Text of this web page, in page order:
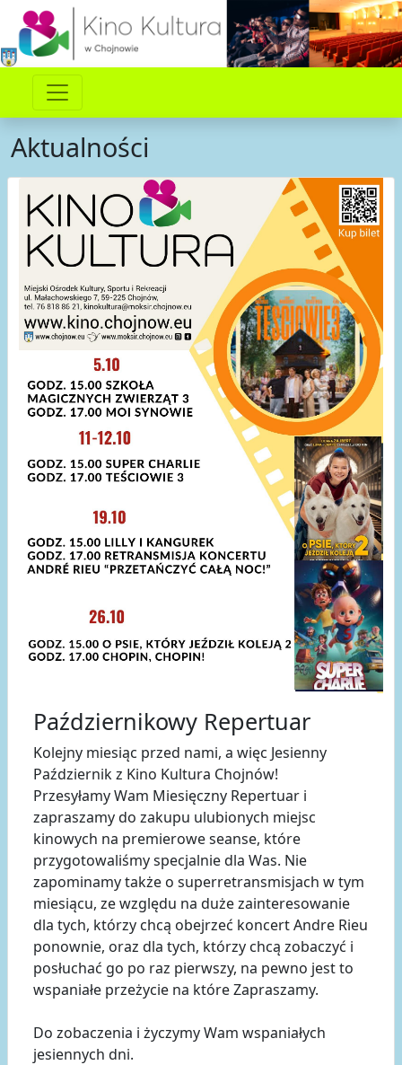
Aktualności
Październikowy Repertuar
Kolejny miesiąc przed nami, a więc Jesienny
Październik z Kino Kultura Chojnów!
Przesyłamy Wam Miesięczny Repertuar i
zapraszamy do zakupu ulubionych miejsc
kinowych na premierowe seanse, które
przygotowaliśmy specjalnie dla Was. Nie
zapominamy także o superretransmisjach w tym
miesiącu, ze względu na duże zainteresowanie
dla tych, którzy chcą obejrzeć koncert Andre Rieu
ponownie, oraz dla tych, którzy chcą zobaczyć i
posłuchać go po raz pierwszy, na pewno jest to
wspaniałe przeżycie na które Zapraszamy.
Do zobaczenia i życzymy Wam wspaniałych
jesiennych dni.